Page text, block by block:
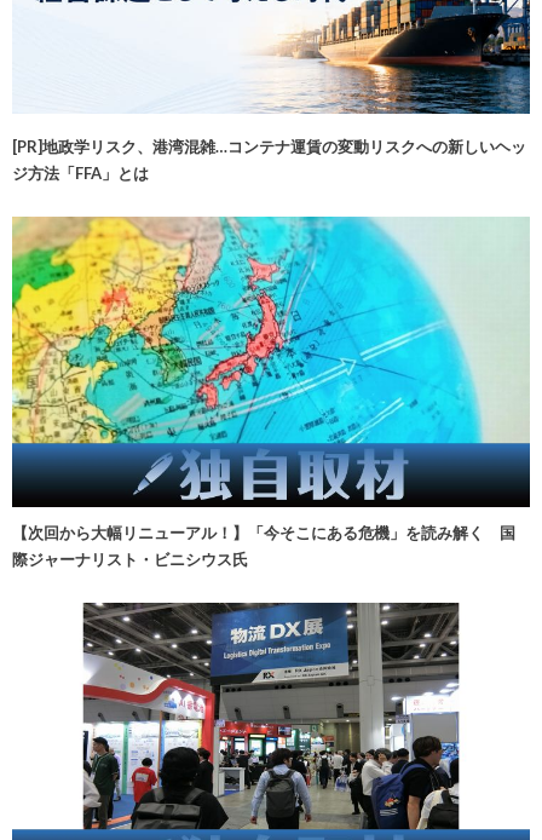
[PR]地政学リスク、港湾混雑…コンテナ運賃の変動リスクへの新しいヘッ
ジ方法「FFA」とは
【次回から大幅リニューアル！】「今そこにある危機」を読み解く 国
際ジャーナリスト・ビニシウス氏